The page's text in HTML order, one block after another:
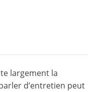
largement la
d’entretien peut